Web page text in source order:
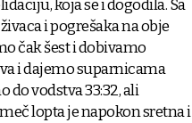
koja se i dogodila. Sa
i pogrešaka na obje
čak šest i dobivamo
i dajemo suparnicama
do vodstva 33:32, ali
lopta je napokon sretna i